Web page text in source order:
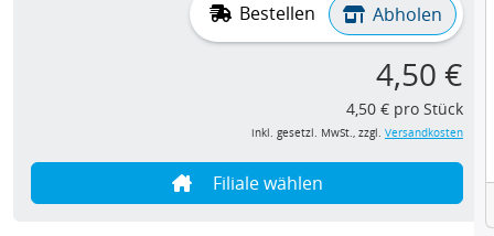
Bestellen Abholen
4,50 €
4,50 € pro Stück
inkl. gesetzl. MwSt., zzgl. Versandkosten
Filiale wählen